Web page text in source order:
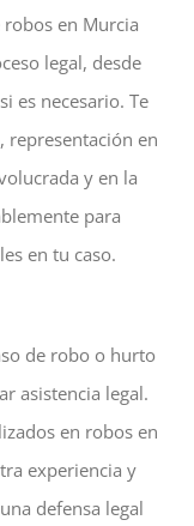
en Murcia
legal, desde
es necesario. Te
representación en
y en la
para
en tu caso.
de robo o hurto
asistencia legal.
en robos en
experiencia y
defensa legal